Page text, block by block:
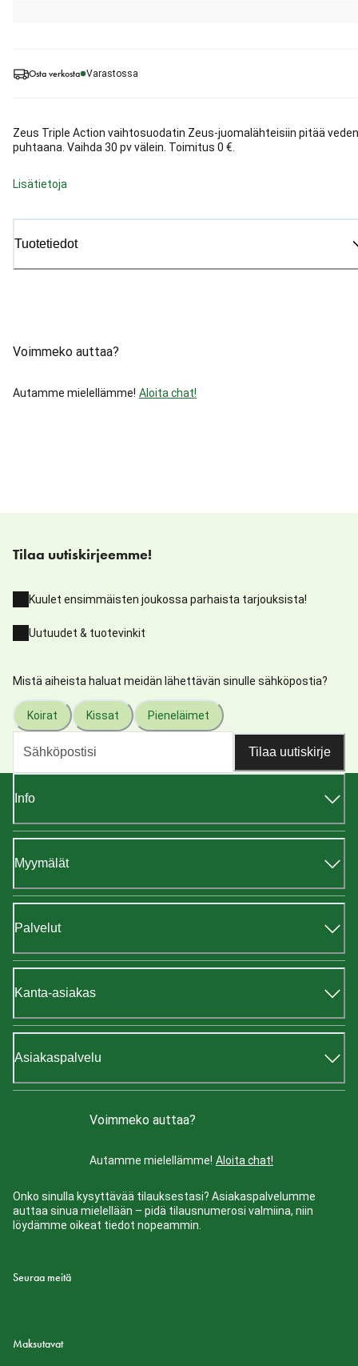
Osta verkosta Varastossa
Zeus Triple Action vaihtosuodatin Zeus-juomalähteisiin pitää veden
puhtaana. Vaihda 30 pv välein. Toimitus 0 €.
Lisätietoja
Tuotetiedot
Voimmeko auttaa?
Autamme mielellämme! Aloita chat!
Tilaa uutiskirjeemme!
Kuulet ensimmäisten joukossa parhaista tarjouksista!
Uutuudet & tuotevinkit
Mistä aiheista haluat meidän lähettävän sinulle sähköpostia?
Koirat Kissat Pieneläimet
Tilaa uutiskirje
Info
Myymälät
Palvelut
Kanta-asiakas
Asiakaspalvelu
Voimmeko auttaa?
Autamme mielellämme! Aloita chat!
Onko sinulla kysyttävää tilauksestasi? Asiakaspalvelumme
auttaa sinua mielellään – pidä tilausnumerosi valmiina, niin
löydämme oikeat tiedot nopeammin.
Seuraa meitä
Maksutavat